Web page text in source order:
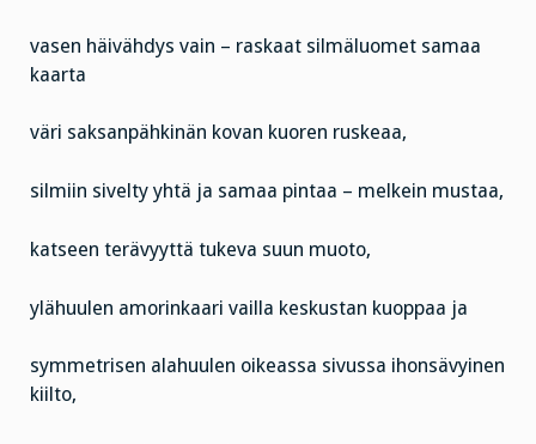
vasen häivähdys vain – raskaat silmäluomet samaa
kaarta
väri saksanpähkinän kovan kuoren ruskeaa,
silmiin sivelty yhtä ja samaa pintaa – melkein mustaa,
katseen terävyyttä tukeva suun muoto,
ylähuulen amorinkaari vailla keskustan kuoppaa ja
symmetrisen alahuulen oikeassa sivussa ihonsävyinen
kiilto,